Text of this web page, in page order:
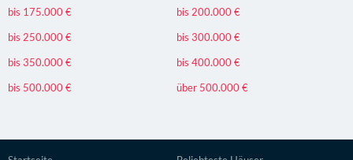
bis 175.000 €
bis 200.000 €
bis 250.000 €
bis 300.000 €
bis 350.000 €
bis 400.000 €
bis 500.000 €
über 500.000 €